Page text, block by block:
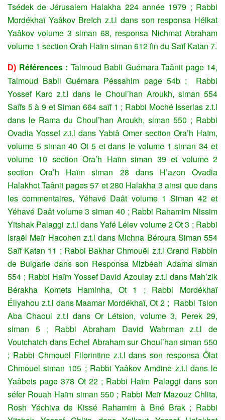
Tsédek de Jérusalem Halakha 224 année 1979 ; Rabbi
Mordékhaï Yaâkov Breïch z.t.l dans son responsa Hélkat
Yaâkov volume 3 siman 68, responsa Nichmat Abraham
volume 1 section Orah Haïm siman 612 fin du Saïf Katan 7.
D) Références : Talmoud Babli Guémara Taânit page 14,
Talmoud Babli Guémara Péssahim page 54b ; Rabbi
Yossef Karo z.t.l dans le Choul’han Aroukh, siman 554
Saïfs 5 à 9 et Siman 664 saïf 1 ; Rabbi Moché Isserlas z.t.l
dans le Rama du Choul’han Aroukh, siman 550 ; Rabbi
Ovadia Yossef z.t.l dans Yabiâ Omer section Ora’h Haïm,
volume 5 siman 40 Ot 5 et dans le volume 1 siman 34 et
volume 10 section Ora’h Haïm siman 39 et volume 2
section Ora’h Haïm siman 28 dans H’azon Ovadia
Halakhot Taânit pages 57 et 280 Halakha 3 ainsi que dans
les commentaires, Yéhavé Daât volume 1 Siman 42 et
Yéhavé Daât volume 3 siman 40 ; Rabbi Rahamim Nissim
Yitshak Palaggi z.t.l dans Yafé Lélev volume 2 Ot 3 ; Rabbi
Israël Meïr Hacohen z.t.l dans Michna Béroura Siman 554
Saïf Katan 11 ; Rabbi Bakhar Chmouël z.t.l Grand Rabbin
de Bulgarie dans son Responsa Mizbéah Adama siman
554 ; Rabbi Haïm Yossef David Azoulay z.t.l dans Mah’zik
Bérakha Komets Haminha, Ot 1 ; Rabbi Mordékhaï
Éliyahou z.t.l dans Maamar Mordékhaï, Ot 2 ; Rabbi Tsion
Aba Chaoul z.t.l dans Or Létsion, volume 3, Perek 29,
siman 5 ; Rabbi Abraham David Wahrman z.t.l de
Voutchatch dans Echel Abraham sur Choul’han siman 550
; Rabbi Chmouël Filorintine z.t.l dans son responsa Ôlat
Chmouel siman 105 ; Rabbi Yaâkov Amdine z.t.l dans le
Yaâbets page 378 Ot 22 ; Rabbi Haïm Palaggi dans son
séfer Rouah Haïm siman 550 ; Rabbi Meïr Mazouz Chlita,
Rosh Yéchiva de Kissé Rahamim à Bné Brak ; Rabbi